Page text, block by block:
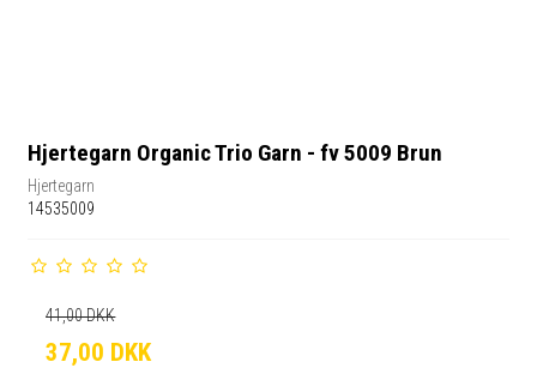
Hjertegarn Organic Trio Garn - fv 5009 Brun
Hjertegarn
14535009
41,00 DKK
37,00 DKK